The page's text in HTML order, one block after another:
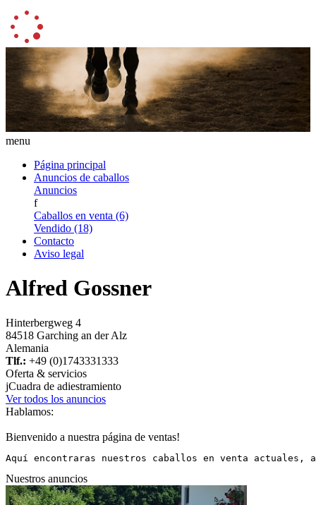
menu
Página principal
Anuncios de caballos
Anuncios
f
Caballos en venta (6)
Vendido (18)
Contacto
Aviso legal
Alfred Gossner
Hinterbergweg 4
84518 Garching an der Alz
Alemania
Tlf.: +49 (0)1743331333
Oferta & servicios
jCuadra de adiestramiento
Ver todos los anuncios
Hablamos:
Bienvenido a nuestra página de ventas!
Aquí encontraras nuestros caballos en venta actuales,
Nuestros anuncios